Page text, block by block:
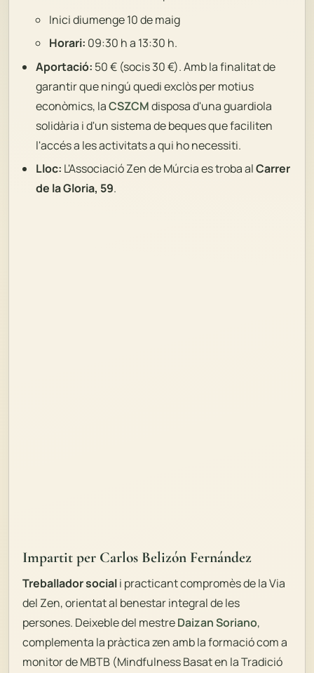
Inici diumenge 10 de maig
Horari: 09:30 h a 13:30 h.
Aportació: 50 € (socis 30 €). Amb la finalitat de
garantir que ningú quedi exclòs per motius
econòmics, laCSZCMdisposa d'una guardiola
solidària i d'un sistema de beques que faciliten
l'accés a les activitats a qui ho necessiti.
Lloc: L'Associació Zen de Múrcia es troba alCarrer
de la Gloria, 59.
Impartit per Carlos Belizón Fernández
Treballador sociali practicant compromès de la Via
del Zen, orientat al benestar integral de les
persones. Deixeble del mestreDaizan Soriano,
complementa la pràctica zen amb la formació com a
monitor de MBTB (Mindfulness Basat en la Tradició